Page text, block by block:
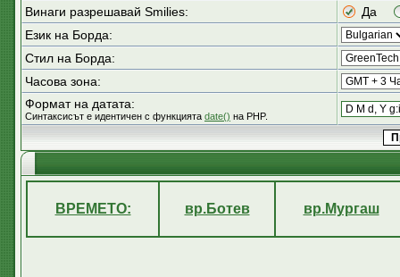
Винаги разрешавай Smilies:
Да
Език на Борда:
Стил на Борда:
Часова зона:
Формат на датата:
Синтаксисът е идентичен с функцията date() на PHP.
ВРЕМЕТО: вр.Ботев вр.Мургаш